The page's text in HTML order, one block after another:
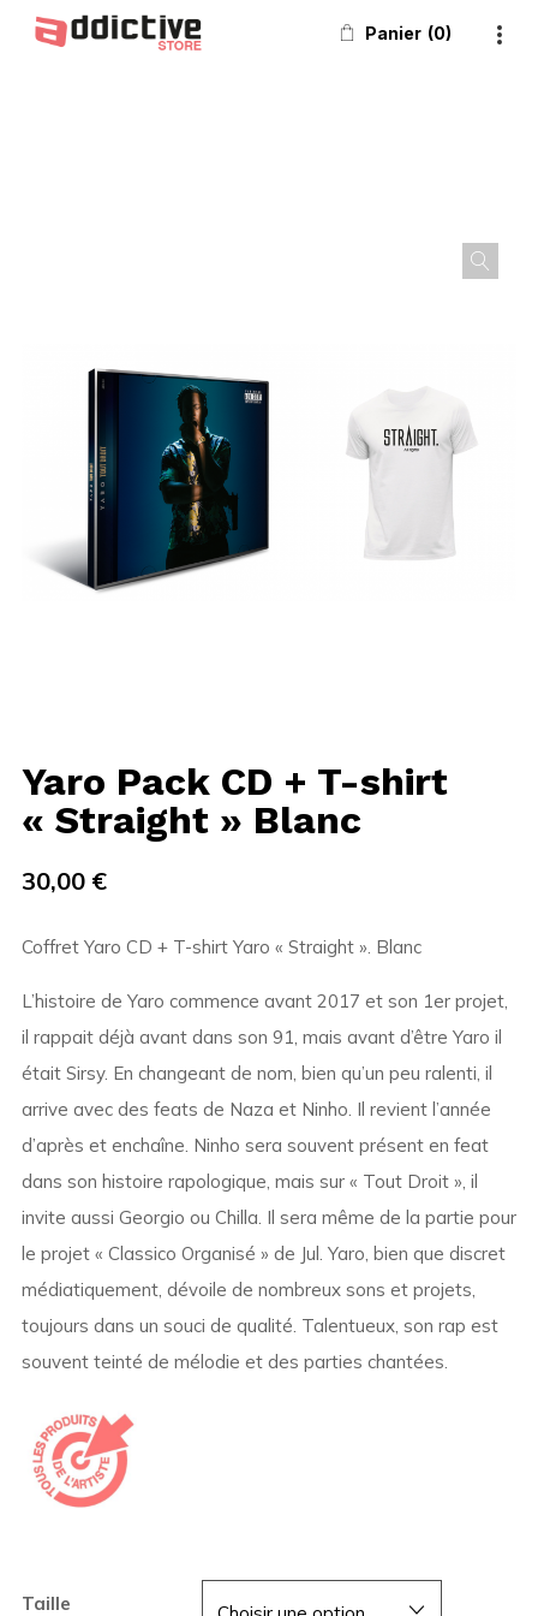
Panier 0
Yaro Pack CD + T-shirt
« Straight » Blanc
30,00 €
Coffret Yaro CD + T-shirt Yaro « Straight ». Blanc
L’histoire de Yaro commence avant 2017 et son 1er projet,
il rappait déjà avant dans son 91, mais avant d’être Yaro il
était Sirsy. En changeant de nom, bien qu’un peu ralenti, il
arrive avec des feats de Naza et Ninho. Il revient l’année
d’après et enchaîne. Ninho sera souvent présent en feat
dans son histoire rapologique, mais sur « Tout Droit », il
invite aussi Georgio ou Chilla. Il sera même de la partie pour
le projet « Classico Organisé » de Jul. Yaro, bien que discret
médiatiquement, dévoile de nombreux sons et projets,
toujours dans un souci de qualité. Talentueux, son rap est
souvent teinté de mélodie et des parties chantées.
Taille